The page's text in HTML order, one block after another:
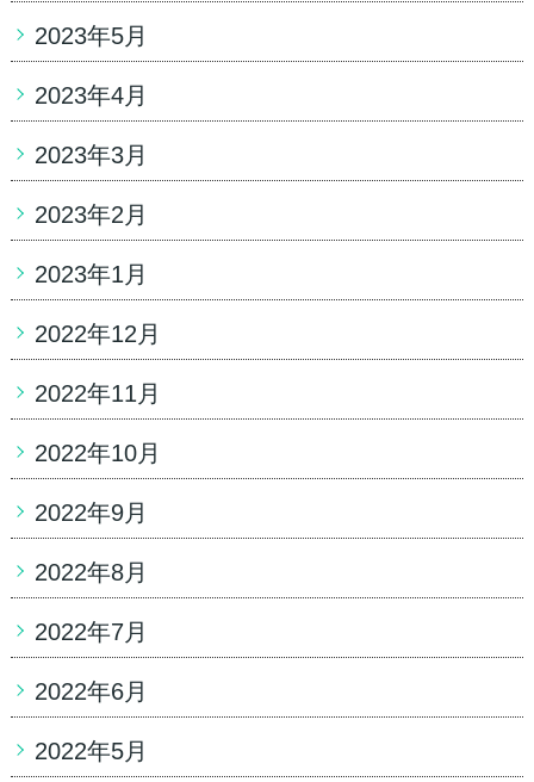
2023年5月
2023年4月
2023年3月
2023年2月
2023年1月
2022年12月
2022年11月
2022年10月
2022年9月
2022年8月
2022年7月
2022年6月
2022年5月